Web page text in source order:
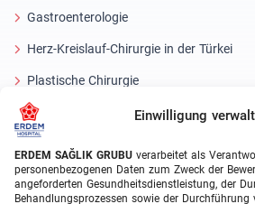
Einwilligung
ERDEM SAĞLIK GRUBU verarbeitet als
personenbezogenen Daten zum Zweck der
angeforderten Gesundheitsdienstleistung, der
Behandlungsprozessen sowie der Durchführung
Gastroenterologie
Herz-Kreislauf-Chirurgie in der Türkei
Plastische Chirurgie
Haartransplantationsbehandlungen
Laser Eye